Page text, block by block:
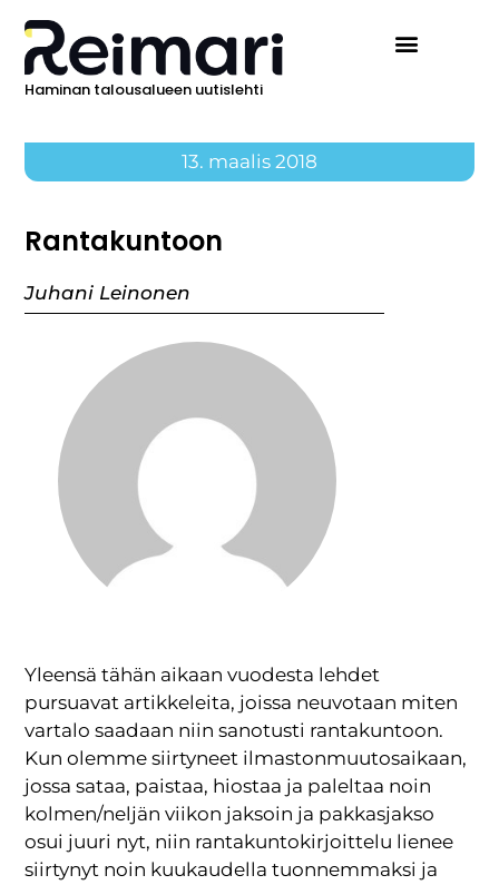
Haminan talousalueen uutislehti
13. maalis 2018
Rantakuntoon
Juhani Leinonen
Yleensä tähän aikaan vuodesta lehdet
pursuavat artikkeleita, joissa neuvotaan miten
vartalo saadaan niin sanotusti rantakuntoon.
Kun olemme siirtyneet ilmastonmuutosaikaan,
jossa sataa, paistaa, hiostaa ja paleltaa noin
kolmen/neljän viikon jaksoin ja pakkasjakso
osui juuri nyt, niin rantakuntokirjoittelu lienee
siirtynyt noin kuukaudella tuonnemmaksi ja